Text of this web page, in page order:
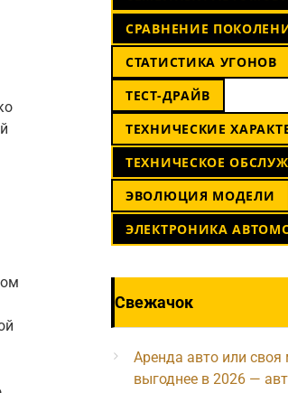
СРАВНЕНИЕ
СТАТИСТИКА УГОНОВ
ТЕСТ-ДРАЙВ
ТЕХНИЧЕСКИЕ
ТЕХНИЧЕСКОЕ
ЭВОЛЮЦИЯ МОДЕЛИ
ЭЛЕКТРОНИКА
Свежачок
Аренда авто или
выгоднее в 2026 —